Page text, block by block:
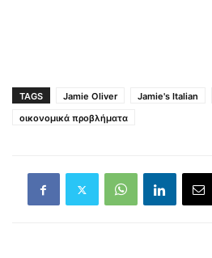
TAGS Jamie Oliver Jamie's Italian
οικονομικά προβλήματα